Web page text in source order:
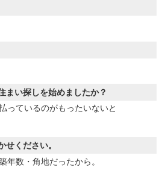
まい探しを始めましたか？
っているのがもったいないと
せください。
年数・角地だったから。